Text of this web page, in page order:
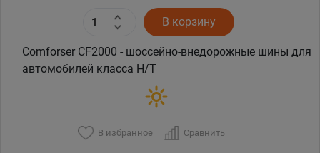
В корзину
Comforser CF2000 - шоссейно-внедорожные шины для
автомобилей класса H/T
В избранное Сравнить